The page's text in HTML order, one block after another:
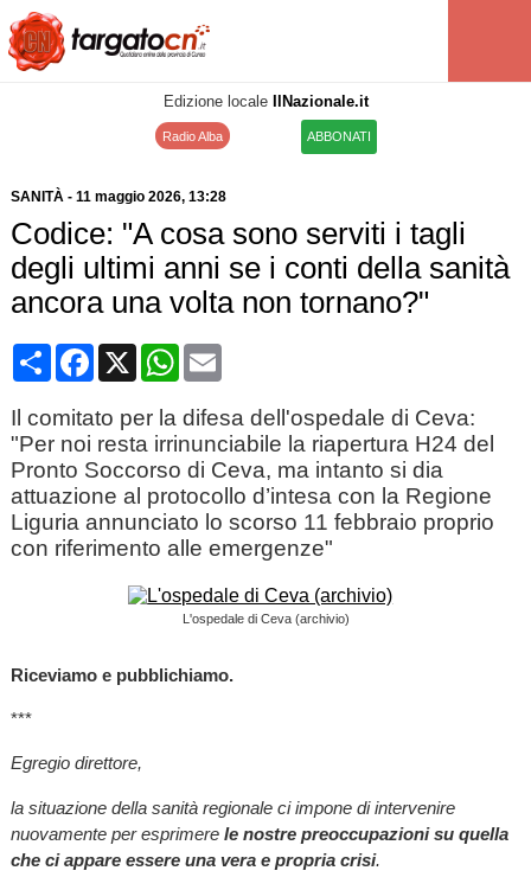
Edizione locale IlNazionale.it
Radio Alba ABBONATI
SANITÀ- 11 maggio 2026, 13:28
Codice: "A cosa sono serviti i tagli
degli ultimi anni se i conti della sanità
ancora una volta non tornano?"
CondividiFacebook
X WhatsApp
Email
Il comitato per la difesa dell'ospedale di Ceva:
"Per noi resta irrinunciabile la riapertura H24 del
Pronto Soccorso di Ceva, ma intanto si dia
attuazione al protocollo d’intesa con la Regione
Liguria annunciato lo scorso 11 febbraio proprio
con riferimento alle emergenze"
L'ospedale di Ceva (archivio)
Riceviamo e pubblichiamo.
***
Egregio direttore,
la situazione della sanità regionale ci impone di intervenire
nuovamente per esprimere le nostre preoccupazioni su quella
che ci appare essere una vera e propria crisi.